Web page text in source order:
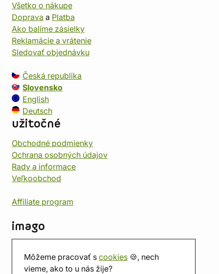
Môžeme pracovať s cookies 🍪, nech
vieme, ako to u nás žije?
Všetko o nákupe
Doprava a Platba
Ako balíme zásielky
Reklamácie a vrátenie
Sledovať objednávku
Česká republika
Slovensko
English
Deutsch
užitočné
Obchodné podmienky
Ochrana osobných údajov
Rady a informace
Veľkoobchod
Affiliate program
imago
Predajňa
Herňa